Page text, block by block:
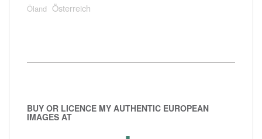
Öland Österreich
BUY OR LICENCE MY AUTHENTIC EUROPEAN
IMAGES AT